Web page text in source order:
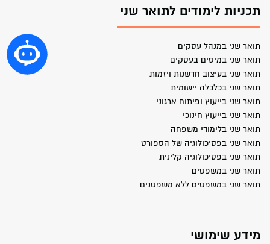
תכניות לימודים לתואר שני
תואר שני במנהל עסקים
תואר שני במיסים בעסקים
תואר שני בעיצוב חדשנות ויזמות
תואר שני בכלכלה יישומית
תואר שני בייעוץ ופיתוח ארגוני
תואר שני בייעוץ חינוכי
תואר שני בלימודי משפחה
תואר שני בפסיכולוגיה של הספורט
תואר שני בפסיכולוגיה קלינית
תואר שני במשפטים
תואר שני במשפטים ללא משפטנים
מידע שימושי